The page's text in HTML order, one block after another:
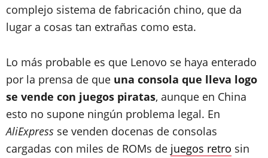
complejo sistema de fabricación chino, que da
lugar a cosas tan extrañas como esta.
Lo más probable es que Lenovo se haya enterado
por la prensa de que una consola que lleva logo
se vende con juegos piratas, aunque en China
esto no supone ningún problema legal. En
AliExpress se venden docenas de consolas
cargadas con miles de ROMs de juegos retro sin